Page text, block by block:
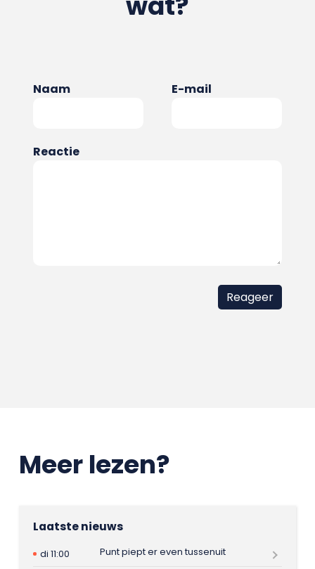
Naam E-mail
Reactie
Meer lezen?
Laatste nieuws
di 11:00
Punt piept er even tussenuit